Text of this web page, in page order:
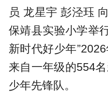
员 龙星宇 彭泾珏
保靖县实验小学举
新时代好少年
来自一年级的554
少年先锋队。